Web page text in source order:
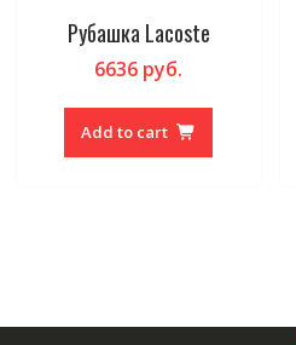
Рубашка Lacoste
6636 руб.
Add to cart